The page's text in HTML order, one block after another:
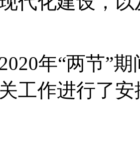
年“两节”
工作进行了